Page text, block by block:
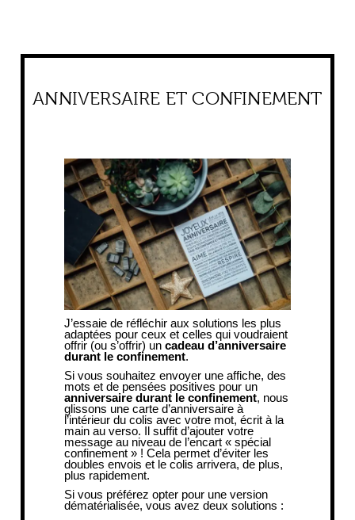
ANNIVERSAIRE ET CONFINEMENT
J’essaie de réfléchir aux solutions les plus
adaptées pour ceux et celles qui voudraient
offrir (ou s’offrir) un cadeau d’anniversaire
durant le confinement.
Si vous souhaitez envoyer une affiche, des
mots et de pensées positives pour un
anniversaire durant le confinement, nous
glissons une carte d’anniversaire à
l’intérieur du colis avec votre mot, écrit à la
main au verso. Il suffit d’ajouter votre
message au niveau de l’encart « spécial
confinement » ! Cela permet d’éviter les
doubles envois et le colis arrivera, de plus,
plus rapidement.
Si vous préférez opter pour une version
dématérialisée, vous avez deux solutions :